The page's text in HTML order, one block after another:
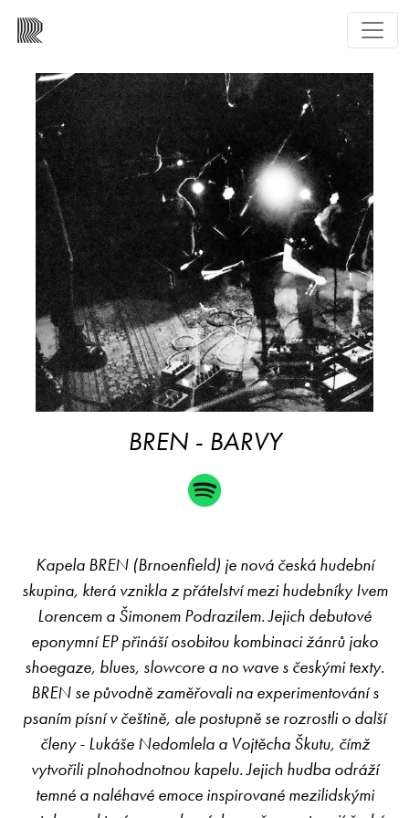
BREN - BARVY
Kapela BREN (Brnoenfield) je nová česká hudební
skupina, která vznikla z přátelství mezi hudebníky Ivem
Lorencem a Šimonem Podrazilem. Jejich debutové
eponymní EP přináší osobitou kombinaci žánrů jako
shoegaze, blues, slowcore a no wave s českými texty.
BREN se původně zaměřovali na experimentování s
psaním písní v češtině, ale postupně se rozrostli o další
členy - Lukáše Nedomlela a Vojtěcha Škutu, čímž
vytvořili plnohodnotnou kapelu. Jejich hudba odráží
temné a naléhavé emoce inspirované mezilidskými